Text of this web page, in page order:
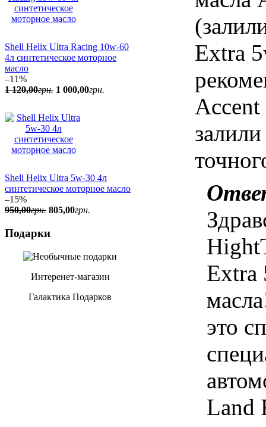
Shell Helix Ultra Racing 10w-60
4л синтетическое моторное
масло
–11%
1 120,00грн. 1 000,00грн.
Shell Helix Ultra 5w-30 4л
синтетическое моторное масло
–15%
950,00грн. 805,00грн.
Подарки
Интеренет-магазин
Галактика Подарков
Extra
Accent
Extra
это
Land